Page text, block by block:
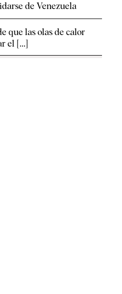
de Venezuela
que las olas de calor
el [...]